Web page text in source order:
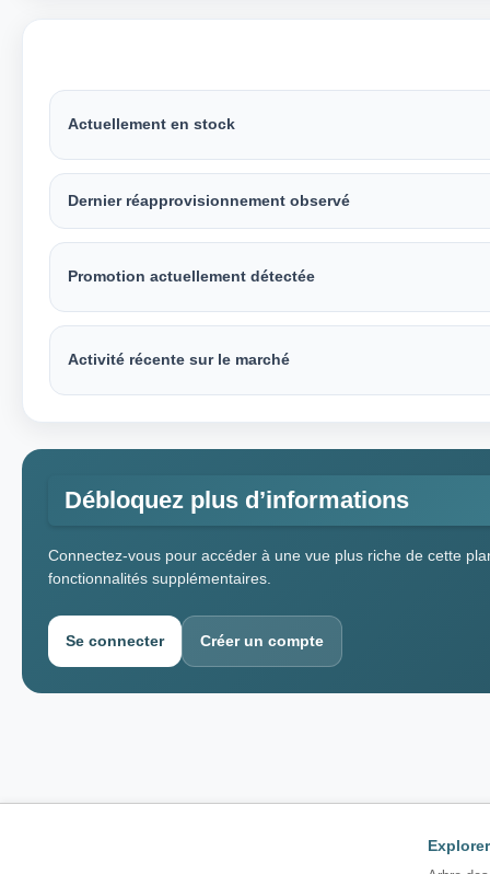
Actuellement en stock
Dernier réapprovisionnement observé
Promotion actuellement détectée
Activité récente sur le marché
Débloquez plus d’informations
Connectez-vous pour accéder à une vue plus riche de cette
fonctionnalités supplémentaires.
Se connecter Créer un compte
Explorer